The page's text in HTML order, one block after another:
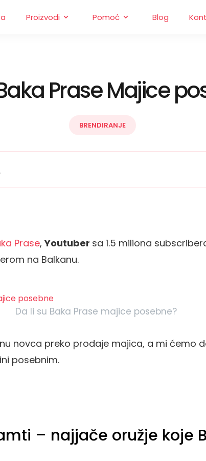
Proizvodi Pomoć Blog
Prase Majice
BRENDIRANJE
Prase,Youtuber sa 1.5 miliona
na Balkanu.
Da li su Baka Prase majice posebne?
novca preko prodaje majica, a mi ćemo
posebnim.
– najjače oružje koje